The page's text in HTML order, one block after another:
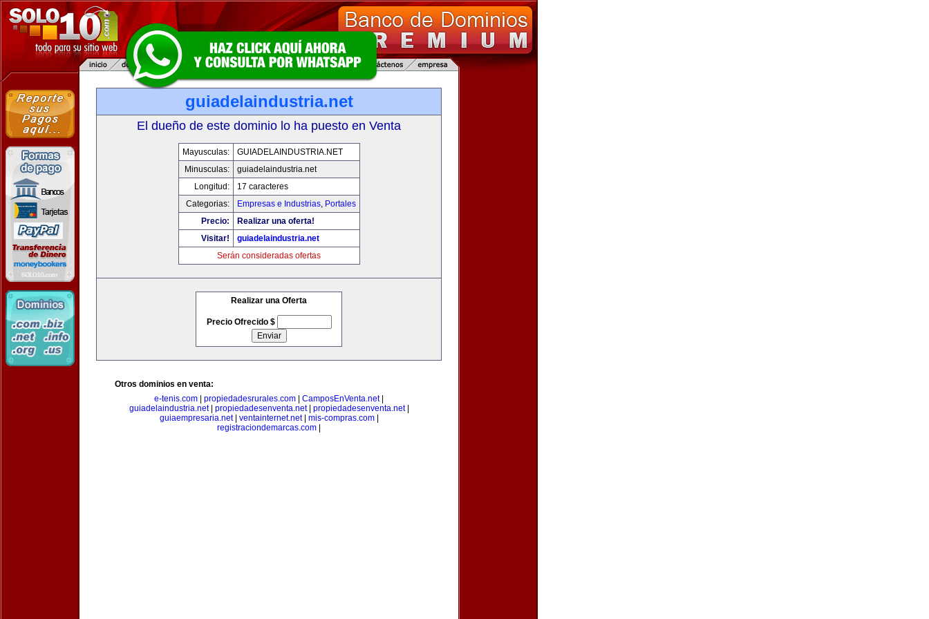
guiadelaindustria.net
El dueño de este dominio lo ha puesto en Venta
Mayusculas:
GUIADELAINDUSTRIA.NET
Minusculas:
guiadelaindustria.net
Longitud:
17 caracteres
Categorias:
Empresas e Industrias, Portales
Precio:
Realizar una oferta!
Visitar!
guiadelaindustria.net
Serán consideradas ofertas
Realizar una Oferta
Precio Ofrecido $
Otros dominios en venta:
e-tenis.com
propiedadesrurales.com CamposEnVenta.net
guiadelaindustria.net propiedadesenventa.net propiedadesenventa.net|
guiaempresaria.net| ventainternet.net| mis-compras.com|
registraciondemarcas.com